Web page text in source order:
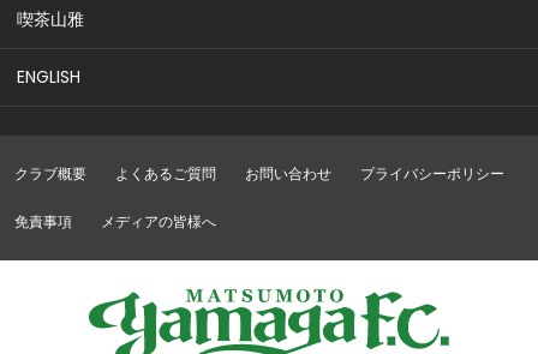
喫茶山雅
ENGLISH
クラブ概要 よくあるご質問 お問い合わせ プライバシーポリシー
免責事項 メディアの皆様へ